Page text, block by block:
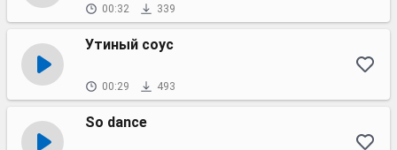
00:32 339
Утиный соус
00:29 493
So dance